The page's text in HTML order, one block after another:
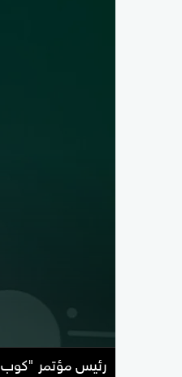
رئيس مؤتمر "كوب 28": علينا تعزيز المرونة وتوحيد جميع الجهود